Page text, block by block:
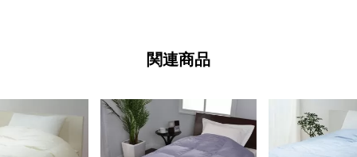
関連商品